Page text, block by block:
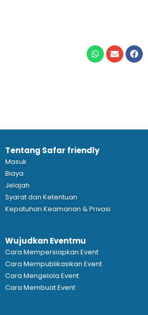
Tentang Safar friendly
Masuk
Biaya
Jelajah
Syarat dan Ketentuan
Kepatuhan Keamanan & Privasi
Wujudkan Eventmu
Cara Mempersiapkan Event
Cara Mempublikasikan Event
Cara Mengelola Event
Cara Membuat Event